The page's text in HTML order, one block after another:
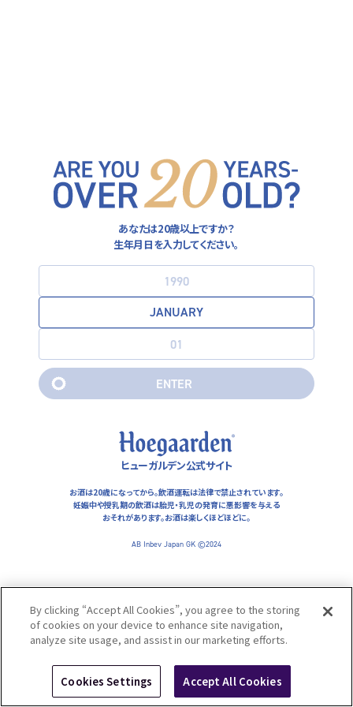
あなたは20歳以上ですか？
生年月日を入力してください。
ENTER
ENTER
ヒューガルデン公式サイト
お酒は20歳になってから。飲酒運転は法律で禁止されています。
妊娠中や授乳期の飲酒は胎児・乳児の発育に悪影響を与える
おそれがあります。お酒は楽しくほどほどに。
AB Inbev Japan GK ©2024
運営者情報
プライバシーポリシー
FOLLOW US ON
お酒は20歳になってから。飲酒運転は法律で禁止されています。
妊娠中や授乳期の飲酒は胎児・乳児の発育に悪影響を与えるおそ
れがあります。お酒は楽しくほどほどに。
AB Inbev Japan GK ©2024
By clicking “Accept All Cookies”, you agree to the storing
of cookies on your device to enhance site navigation,
analyze site usage, and assist in our marketing efforts.
Cookies Settings Accept All Cookies